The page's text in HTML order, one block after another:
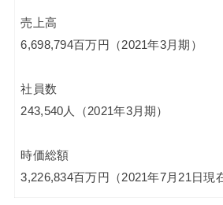
売上高
6,698,794百万円（2021年3月期）
社員数
243,540人（2021年3月期）
時価総額
3,226,834百万円（2021年7月21日現